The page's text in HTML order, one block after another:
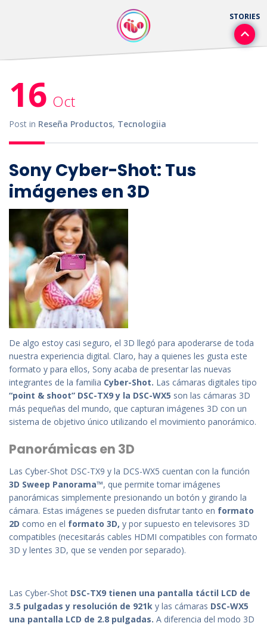
16 Oct
Post in Reseña Productos, Tecnologiia
Sony Cyber-Shot: Tus
imágenes en 3D
De algo estoy casi seguro, el 3D llegó para apoderarse de toda
nuestra experiencia digital. Claro, hay a quienes les gusta este
formato y para ellos, Sony acaba de presentar las nuevas
integrantes de la familia Cyber-Shot. Las cámaras digitales tipo
“point & shoot” DSC-TX9 y la DSC-WX5 son las cámaras 3D
más pequeñas del mundo, que capturan imágenes 3D con un
sistema de objetivo único utilizando el movimiento panorámico.
Panorámicas en 3D
Las Cyber-Shot DSC-TX9 y la DCS-WX5 cuentan con la función
3D Sweep Panorama™, que permite tomar imágenes
panorámicas simplemente presionando un botón y girando la
cámara. Estas imágenes se pueden disfrutar tanto en formato
2D como en el formato 3D, y por supuesto entelevisores 3D
compatibles (necesitarás cables HDMI compatibles con formato
3D y lentes 3D, que se venden por separado).
Las Cyber-Shot DSC-TX9 tienen una pantalla táctil LCD de
3.5 pulgadas y resolución de 921k y las cámaras DSC-WX5
una pantalla LCD de 2.8 pulgadas. A diferencia del modo 3D